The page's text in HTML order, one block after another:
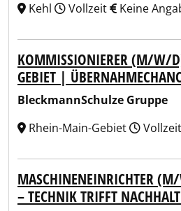
Kehl
Vollzeit Keine
KOMMISSIONIERER (M/W/
GEBIET |
BleckmannSchulze Gruppe
Rhein-Main-Gebiet
Vollzeit
MASCHINENEINRICHTER
– TECHNIK TRIFFT